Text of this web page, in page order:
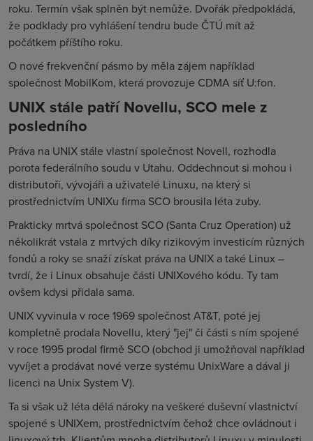
roku. Termín však splněn být nemůže. Dvořák předpokládá,
že podklady pro vyhlášení tendru bude ČTÚ mít až
počátkem příštího roku.
O nové frekvenční pásmo by měla zájem například
společnost MobilKom, která provozuje CDMA síť U:fon.
UNIX stále patří Novellu, SCO mele z
posledního
Práva na UNIX stále vlastní společnost Novell, rozhodla
porota federálního soudu v Utahu. Oddechnout si mohou i
distributoři, vývojáři a uživatelé Linuxu, na který si
prostřednictvím UNIXu firma SCO brousila léta zuby.
Prakticky mrtvá společnost SCO (Santa Cruz Operation) už
několikrát vstala z mrtvých díky rizikovým investicím různých
fondů a roky se snaží získat práva na UNIX a také Linux –
tvrdí, že i Linux obsahuje části UNIXového kódu. Ty tam
ovšem kdysi přidala sama.
UNIX vyvinula v roce 1969 společnost AT&T, poté jej
kompletně prodala Novellu, který "jej" či části s ním spojené
v roce 1995 prodal firmě SCO (obchod ji umožňoval například
vyvíjet a prodávat nové verze systému UnixWare a dával ji
licenci na Unix System V).
Ta si však už léta dělá nároky na veškeré duševní vlastnictví
spojené s UNIXem, prostřednictvím čehož chce ovládnout i